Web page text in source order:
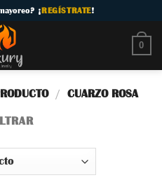
? ¡REGÍSTRATE!
0
/ CUARZO ROSA